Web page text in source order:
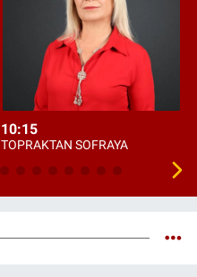
10:15
TOPRAKTAN SOFRAYA